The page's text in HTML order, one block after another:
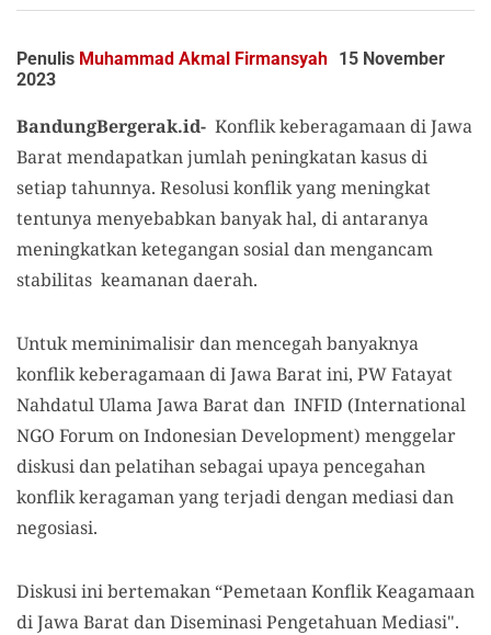
Penulis Muhammad Akmal Firmansyah 15 November
2023
BandungBergerak.id- Konflik keberagamaan di Jawa
Barat mendapatkan jumlah peningkatan kasus di
setiap tahunnya. Resolusi konflik yang meningkat
tentunya menyebabkan banyak hal, di antaranya
meningkatkan ketegangan sosial dan mengancam
stabilitas keamanan daerah.
Untuk meminimalisir dan mencegah banyaknya
konflik keberagamaan di Jawa Barat ini, PW Fatayat
Nahdatul Ulama Jawa Barat dan INFID (International
NGO Forum on Indonesian Development) menggelar
diskusi dan pelatihan sebagai upaya pencegahan
konflik keragaman yang terjadi dengan mediasi dan
negosiasi.
Diskusi ini bertemakan “Pemetaan Konflik Keagamaan
di Jawa Barat dan Diseminasi Pengetahuan Mediasi".